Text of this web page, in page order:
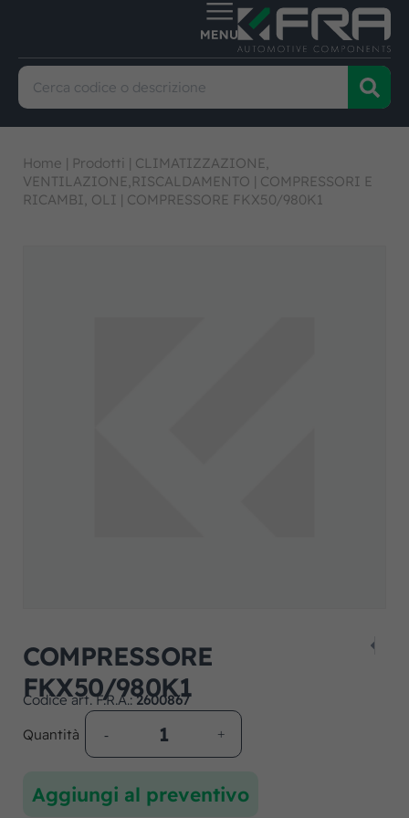
Home | Prodotti | CLIMATIZZAZIONE,
VENTILAZIONE,RISCALDAMENTO | COMPRESSORI E
RICAMBI, OLI | COMPRESSORE FKX50/980K1
COMPRESSORE
FKX50/980K1
Codice art. F.R.A.:2600867
Quantità
Aggiungi al preventivo